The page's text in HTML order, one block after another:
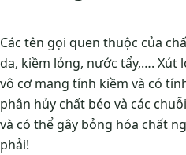
Các tên gọi quen thuộc của
da, kiềm lỏng, nước tẩy,…. Xút
vô cơ mang tính kiềm và có
phân hủy chất béo và các
và có thể gây bỏng hóa chất
phải!